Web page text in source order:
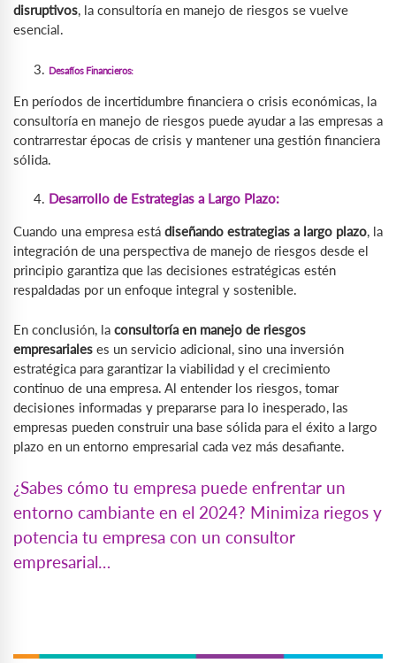
disruptivos, la consultoría en manejo de riesgos se vuelve
esencial.
Desafíos Financieros:
En períodos de incertidumbre financiera o crisis económicas, la
consultoría en manejo de riesgos puede ayudar a las empresas a
contrarrestar épocas de crisis y mantener una gestión financiera
sólida.
Desarrollo de Estrategias a Largo Plazo:
Cuando una empresa está diseñando estrategias a largo plazo, la
integración de una perspectiva de manejo de riesgos desde el
principio garantiza que las decisiones estratégicas estén
respaldadas por un enfoque integral y sostenible.
En conclusión, la consultoría en manejo de riesgos
empresariales es un servicio adicional, sino una inversión
estratégica para garantizar la viabilidad y el crecimiento
continuo de una empresa. Al entender los riesgos, tomar
decisiones informadas y prepararse para lo inesperado, las
empresas pueden construir una base sólida para el éxito a largo
plazo en un entorno empresarial cada vez más desafiante.
¿Sabes cómo tu empresa puede enfrentar un
entorno cambiante en el 2024? Minimiza riegos y
potencia tu empresa con un consultor
empresarial…